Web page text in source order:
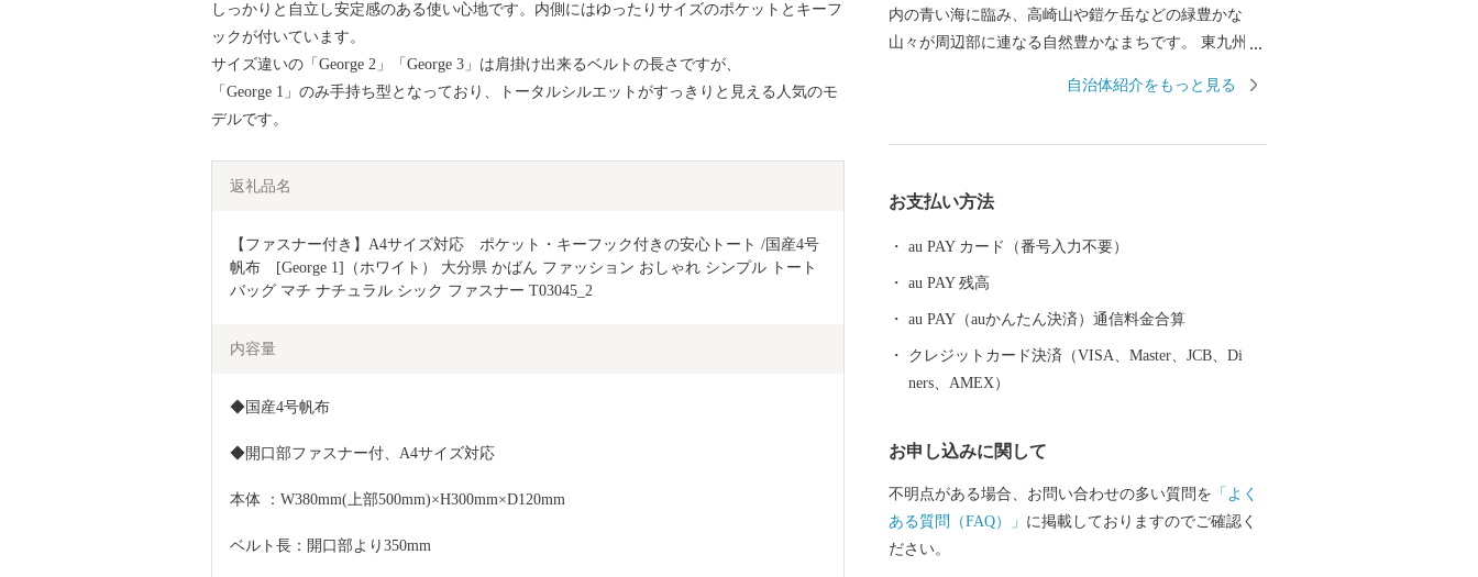
しっかりと自立し安定感のある使い心地です。内側にはゆったりサイズのポケットとキーフ
ックが付いています。
サイズ違いの「George 2」「George 3」は肩掛け出来るベルトの長さですが、
「George 1」のみ手持ち型となっており、トータルシルエットがすっきりと見える人気のモ
デルです。
返礼品名
【ファスナー付き】A4サイズ対応　ポケット・キーフック付きの安心トート /国産4号
帆布　[George 1]（ホワイト） 大分県 かばん ファッション おしゃれ シンプル トート
バッグ マチ ナチュラル シック ファスナー T03045_2
内容量
◆国産4号帆布
◆開口部ファスナー付、A4サイズ対応
本体 ：W380mm(上部500mm)×H300mm×D120mm
ベルト長：開口部より350mm
内の青い海に臨み、高崎山や鎧ケ岳などの緑豊かな
山々が周辺部に連なる自然豊かなまちです。 東九州経
代より日本を代表する国際色豊かな貿易都市・南蛮文
れ、全国ブランド「関あじ・関さば」をはじめとした
海産物や、「豊後牛」「おおいた和牛」など様々な農
る」「吉野の鶏めし」など多彩な食資源に恵まれた自
然と都市が共存するまちです。 ふるさと大分市応援寄
ては、年度内の回数制限は現在設けておりません。 ・
返礼品のお届けには1～2ヶ月程度かかることがありま
す。 ・返礼品の写真はイメージです。 ※長期不在、住
自治体紹介をもっと見る
お支払い方法
au PAY カード（番号入力不要）
au PAY 残高
au PAY（auかんたん決済）通信料金合算
クレジットカード決済（VISA、Master、JCB、Di
ners、AMEX）
お申し込みに関して
不明点がある場合、お問い合わせの多い質問を 「よく
ある質問（FAQ）」 に掲載しておりますのでご確認く
ださい。